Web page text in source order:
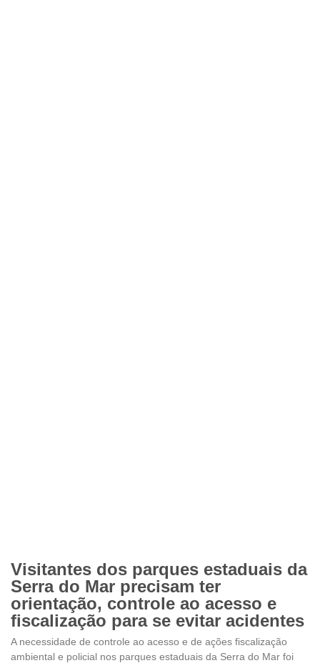
Visitantes dos parques estaduais da
Serra do Mar precisam ter
orientação, controle ao acesso e
fiscalização para se evitar acidentes
A necessidade de controle ao acesso e de ações fiscalização
ambiental e policial nos parques estaduais da Serra do Mar foi